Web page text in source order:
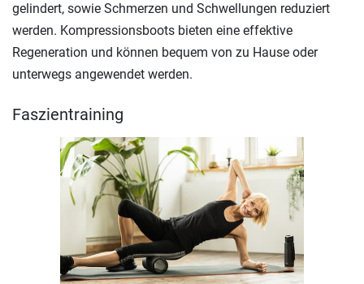
gelindert, sowie Schmerzen und Schwellungen reduziert
werden. Kompressionsboots bieten eine effektive
Regeneration und können bequem von zu Hause oder
unterwegs angewendet werden.
Faszientraining